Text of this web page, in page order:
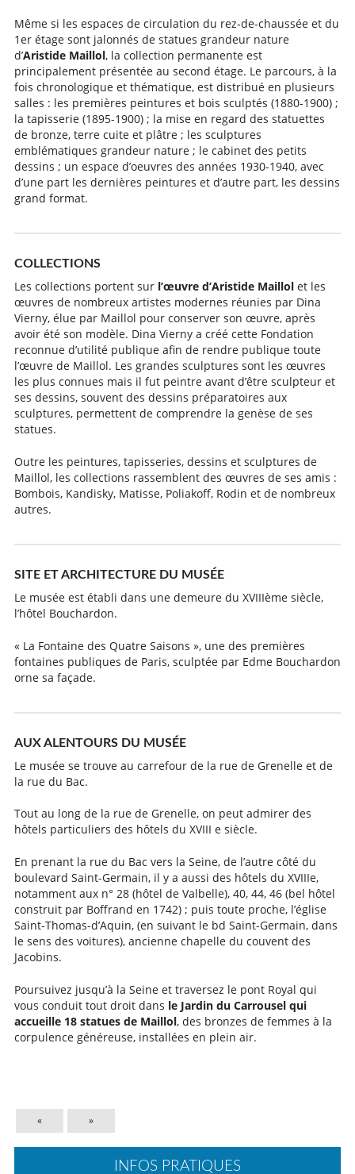
Même si les espaces de circulation du rez-de-chaussée et du
1er étage sont jalonnés de statues grandeur nature
d’Aristide Maillol, la collection permanente est
principalement présentée au second étage. Le parcours, à la
fois chronologique et thématique, est distribué en plusieurs
salles : les premières peintures et bois sculptés (1880-1900) ;
la tapisserie (1895-1900) ; la mise en regard des statuettes
de bronze, terre cuite et plâtre ; les sculptures
emblématiques grandeur nature ; le cabinet des petits
dessins ; un espace d’oeuvres des années 1930-1940, avec
d’une part les dernières peintures et d’autre part, les dessins
grand format.
COLLECTIONS
Les collections portent sur l’œuvre d’Aristide Maillol et les
œuvres de nombreux artistes modernes réunies par Dina
Vierny, élue par Maillol pour conserver son œuvre, après
avoir été son modèle. Dina Vierny a créé cette Fondation
reconnue d’utilité publique afin de rendre publique toute
l’œuvre de Maillol. Les grandes sculptures sont les œuvres
les plus connues mais il fut peintre avant d’être sculpteur et
ses dessins, souvent des dessins préparatoires aux
sculptures, permettent de comprendre la genèse de ses
statues.
Outre les peintures, tapisseries, dessins et sculptures de
Maillol, les collections rassemblent des œuvres de ses amis :
Bombois, Kandisky, Matisse, Poliakoff, Rodin et de nombreux
autres.
SITE ET ARCHITECTURE DU MUSÉE
Le musée est établi dans une demeure du XVIIIème siècle,
l’hôtel Bouchardon.
« La Fontaine des Quatre Saisons », une des premières
fontaines publiques de Paris, sculptée par Edme Bouchardon
orne sa façade.
AUX ALENTOURS DU MUSÉE
Le musée se trouve au carrefour de la rue de Grenelle et de
la rue du Bac.
Tout au long de la rue de Grenelle, on peut admirer des
hôtels particuliers des hôtels du XVIII e siècle.
En prenant la rue du Bac vers la Seine, de l’autre côté du
boulevard Saint-Germain, il y a aussi des hôtels du XVIIIe,
notamment aux n° 28 (hôtel de Valbelle), 40, 44, 46 (bel hôtel
construit par Boffrand en 1742) ; puis toute proche, l’église
Saint-Thomas-d’Aquin, (en suivant le bd Saint-Germain, dans
le sens des voitures), ancienne chapelle du couvent des
Jacobins.
Poursuivez jusqu’à la Seine et traversez le pont Royal qui
vous conduit tout droit dans le Jardin du Carrousel qui
accueille 18 statues de Maillol, des bronzes de femmes à la
corpulence généreuse, installées en plein air.
« »
INFOS PRATIQUES